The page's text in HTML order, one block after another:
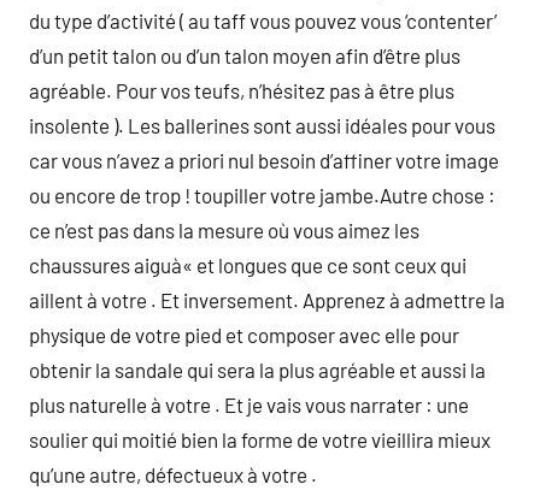
du type d’activité ( au taff vous pouvez vous ‘contenter’
d’un petit talon ou d’un talon moyen afin d’être plus
agréable. Pour vos teufs, n’hésitez pas à être plus
insolente ). Les ballerines sont aussi idéales pour vous
car vous n’avez a priori nul besoin d’affiner votre image
ou encore de trop ! toupiller votre jambe.Autre chose :
ce n’est pas dans la mesure où vous aimez les
chaussures aiguà« et longues que ce sont ceux qui
aillent à votre . Et inversement. Apprenez à admettre la
physique de votre pied et composer avec elle pour
obtenir la sandale qui sera la plus agréable et aussi la
plus naturelle à votre . Et je vais vous narrater : une
soulier qui moitié bien la forme de votre vieillira mieux
qu’une autre, défectueux à votre .